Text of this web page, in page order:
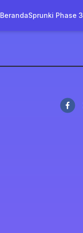
BerandaSprunki Phase 3
Main Sekarang